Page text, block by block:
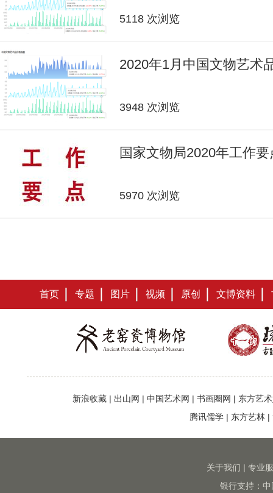
5118 次浏览
2020年1月中国文物艺术
3948 次浏览
国家文物局2020年工作要
5970 次浏览
首页 专题 图片 视频 原创 文博资料
新浪收藏 | 出山网 | 中国艺术网 | 书画圈网 | 东方艺
腾讯儒学 | 东方艺林 |
关于我们 | 专业
银行支持：